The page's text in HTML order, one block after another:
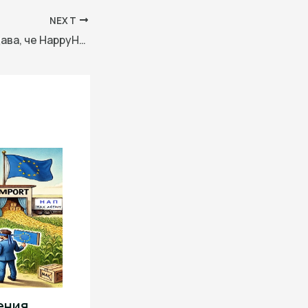
NEXT
Alibaba потвърждава, че HappyHorse принадлежи към нейното звено ATH · TechNode